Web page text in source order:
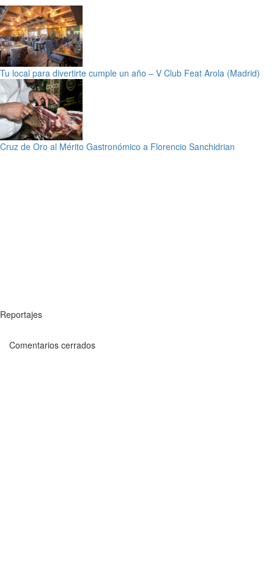
Tu local para divertirte cumple un año – V Club Feat Arola (Madrid)
Cruz de Oro al Mérito Gastronómico a Florencio Sanchidrian
Reportajes
Comentarios cerrados